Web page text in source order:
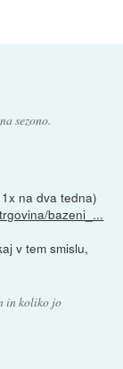
sezono.
na dva tedna)
bazeni_...
v tem smislu,
in koliko jo